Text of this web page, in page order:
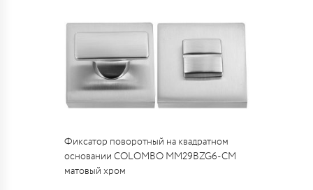
Фиксатор поворотный на квадратном
основании COLOMBO MM29BZG6-CM
матовый хром